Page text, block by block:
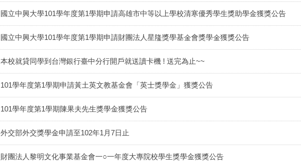
國立中興大學101學年度第1學期申請高雄市中等以上學校清寒優秀學生獎助學金獲獎公告
國立中興大學101學年度第1學期申請財團法人星隆獎學基金會獎學金獲獎公告
本校就貸同學到台灣銀行臺中分行開戶就送讀卡機 ! 送完為止~~
101學年度第1學期申請黃土英文教基金會「英士獎學金」獲獎公告
101學年度第1學期陳果夫先生獎學金獲獎公告
外交部外交獎學金申請至102年1月7日止
財團法人黎明文化事業基金會一○一年度大專院校學生獎學金獲獎公告